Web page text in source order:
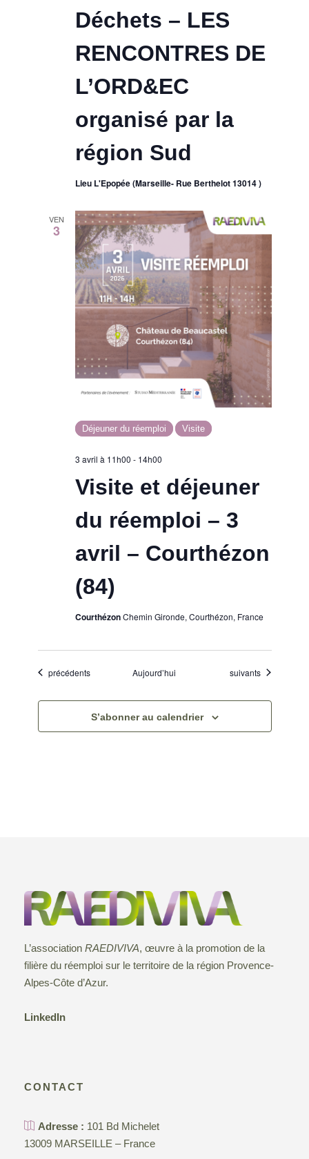
Déchets – LES
RENCONTRES DE
L’ORD&EC
organisé par la
région Sud
Lieu L'Epopée (Marseille- Rue Berthelot 13014 )
VEN
3
Visite et déjeuner
du réemploi – 3
avril – Courthézon
(84)
3 avril à 11h00 - 14h00
Déjeuner du réemploi Visite
CourthézonChemin Gironde, Courthézon, France
Évènements
précédents Aujourd’hui Évènements
suivants
S’abonner au calendrier
L’association RAEDIVIVA, œuvre à la promotion de la
filière du réemploi sur le territoire de la région Provence-
Alpes-Côte d’Azur.
LinkedIn
CONTACT
Adresse : 101 Bd Michelet
13009 MARSEILLE – France